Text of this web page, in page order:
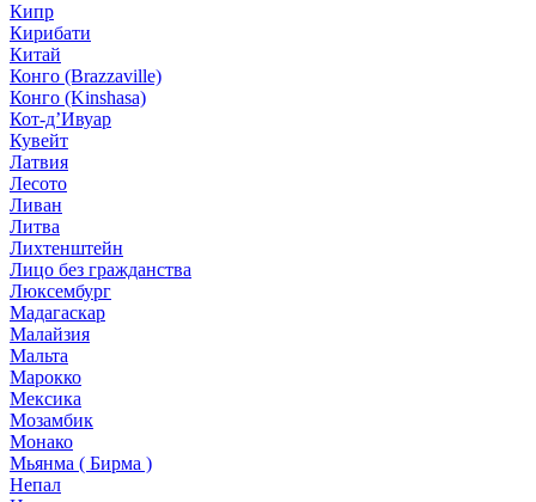
Кипр
Кирибати
Китай
Конго (Brazzaville)
Конго (Kinshasa)
Кот-д’Ивуар
Кувейт
Латвия
Лесото
Ливан
Литва
Лихтенштейн
Лицо без гражданства
Люксембург
Мадагаскар
Малайзия
Мальта
Марокко
Мексика
Мозамбик
Монако
Мьянма ( Бирма )
Непал